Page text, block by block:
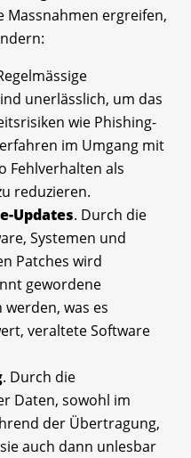
ergreifen,
unerlässlich, um das
wie Phishing-
im Umgang mit
Fehlverhalten als
reduzieren.
Updates. Durch die
Systemen und
Patches wird
gewordene
was es
veraltete Software
. Durch die
Daten, sowohl im
der Übertragung,
auch dann unlesbar